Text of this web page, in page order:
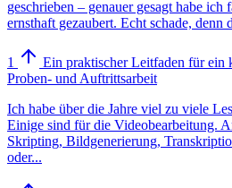
geschrieben – genauer gesagt habe ich
ernsthaft gezaubert. Echt schade, denn
1
Ein praktischer Leitfaden für
Proben- und Auftrittsarbeit
Ich habe über die Jahre viel zu viele
Einige sind für die Videobearbeitung.
Skripting, Bildgenerierung,
oder...